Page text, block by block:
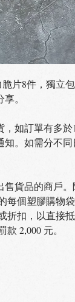
片8件，獨立
。
，如訂單有多
。如需分不
售貨品的商戶
每個塑膠購物
折扣，以直接
2,000 元。